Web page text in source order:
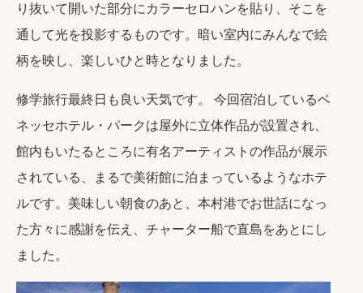
り抜いて開いた部分にカラーセロハンを貼り、そこを
通して光を投影するものです。暗い室内にみんなで絵
柄を映し、楽しいひと時となりました。
修学旅行最終日も良い天気です。 今回宿泊しているベ
ネッセホテル・パークは屋外に立体作品が設置され、
館内もいたるところに有名アーティストの作品が展示
されている、まるで美術館に泊まっているようなホテ
ルです。美味しい朝食のあと、本村港でお世話になっ
た方々に感謝を伝え、チャーター船で直島をあとにし
ました。